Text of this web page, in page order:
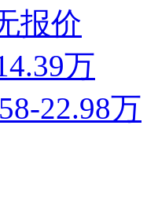
报价
万
22.98万